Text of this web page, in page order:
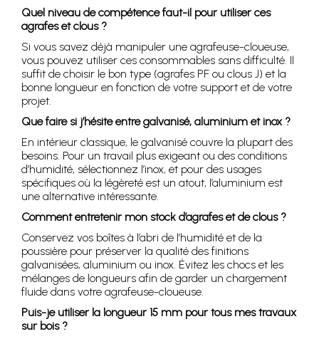
Quel niveau de compétence faut-il pour utiliser ces
agrafes et clous ?
Si vous savez déjà manipuler une agrafeuse-cloueuse,
vous pouvez utiliser ces consommables sans difficulté. Il
suffit de choisir le bon type (agrafes PF ou clous J) et la
bonne longueur en fonction de votre support et de votre
projet.
Que faire si j’hésite entre galvanisé, aluminium et inox ?
En intérieur classique, le galvanisé couvre la plupart des
besoins. Pour un travail plus exigeant ou des conditions
d’humidité, sélectionnez l’inox, et pour des usages
spécifiques où la légèreté est un atout, l’aluminium est
une alternative intéressante.
Comment entretenir mon stock d’agrafes et de clous ?
Conservez vos boîtes à l’abri de l’humidité et de la
poussière pour préserver la qualité des finitions
galvanisées, aluminium ou inox. Évitez les chocs et les
mélanges de longueurs afin de garder un chargement
fluide dans votre agrafeuse-cloueuse.
Puis-je utiliser la longueur 15 mm pour tous mes travaux
sur bois ?